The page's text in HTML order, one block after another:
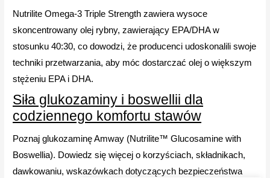
Nutrilite Omega-3 Triple Strength zawiera wysoce
skoncentrowany olej rybny, zawierający EPA/DHA w
stosunku 40:30, co dowodzi, że producenci udoskonalili swoje
techniki przetwarzania, aby móc dostarczać olej o większym
stężeniu EPA i DHA.
Siła glukozaminy i boswellii dla
codziennego komfortu stawów
Poznaj glukozaminę Amway (Nutrilite™ Glucosamine with
Boswellia). Dowiedz się więcej o korzyściach, składnikach,
dawkowaniu, wskazówkach dotyczących bezpieczeństwa